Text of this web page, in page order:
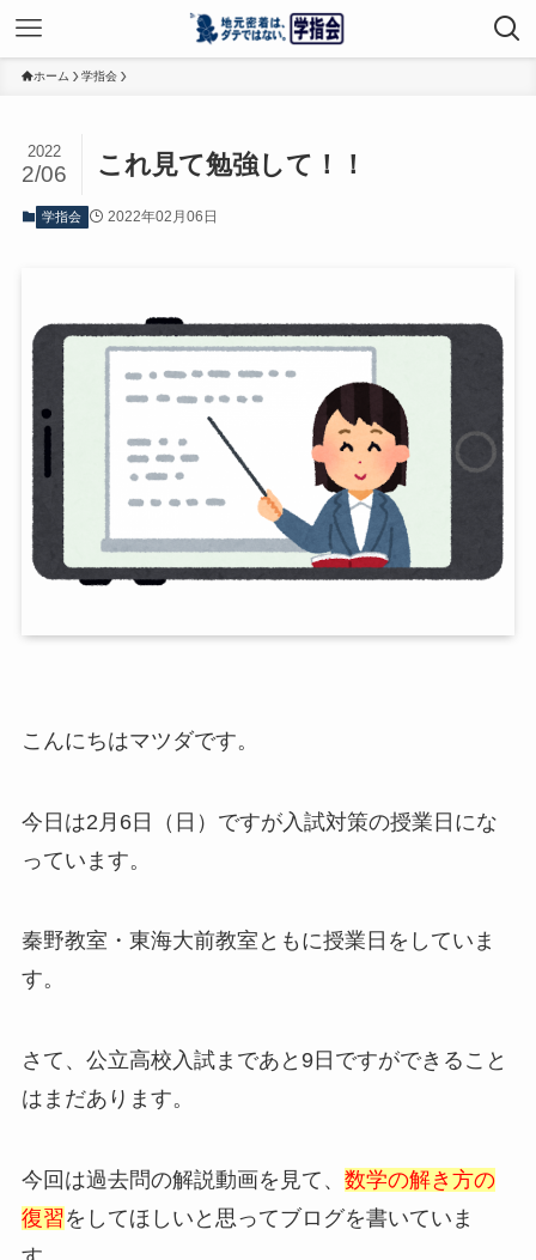
ホーム 学指会
これ見て勉強して！！
2022
2/06
学指会 2022年02月06日
こんにちはマツダです。
今日は2月6日（日）ですが入試対策の授業日にな
っています。
秦野教室・東海大前教室ともに授業日をしていま
す。
さて、公立高校入試まであと9日ですができること
はまだあります。
今回は過去問の解説動画を見て、 数学の解き方の
復習をしてほしいと思ってブログを書いていま